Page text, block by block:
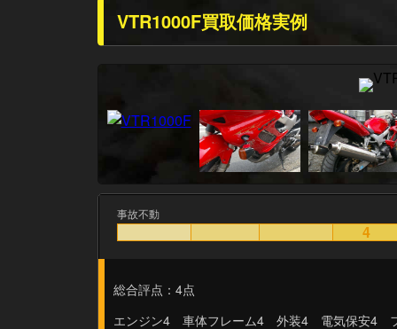
VTR1000F買取価格実例
事故不動
4
総合評点：4点
エンジン4 車体フレーム4 外装4 電気保安4